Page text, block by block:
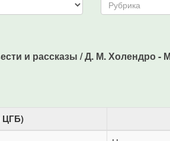
и рассказы / Д. М. Холендро -
ЦГБ)